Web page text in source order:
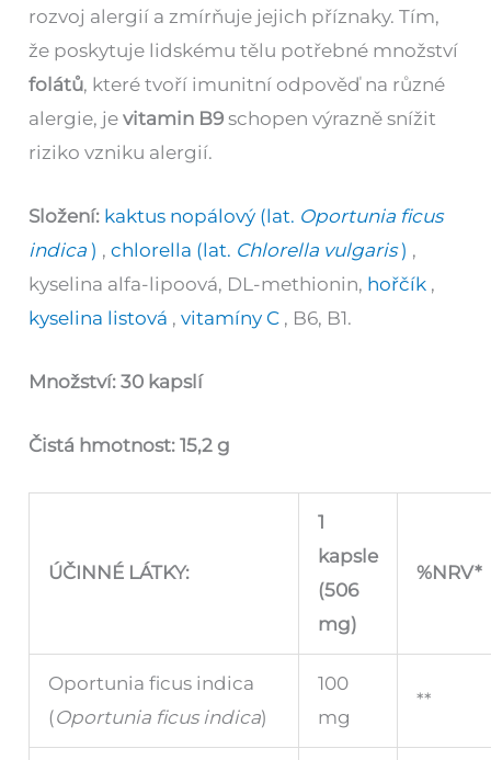
rozvoj alergií a zmírňuje jejich příznaky. Tím,
že poskytuje lidskému tělu potřebné množství
folátů, které tvoří imunitní odpověď na různé
alergie, jevitamin B9 schopen výrazně snížit
riziko vzniku alergií.
Složení: kaktus nopálový (lat. Oportunia ficus
indica ) ,chlorella (lat. Chlorella vulgaris) ,
kyselina alfa-lipoová, DL-methionin, hořčík ,
kyselina listová ,vitamíny C , B6, B1.
Množství: 30 kapslí
Čistá hmotnost: 15,2 g
ÚČINNÉ LÁTKY:
1
kapsle
(506
mg)
%NRV*
Oportunia ficus indica
(Oportunia ficus indica)
100
mg
**